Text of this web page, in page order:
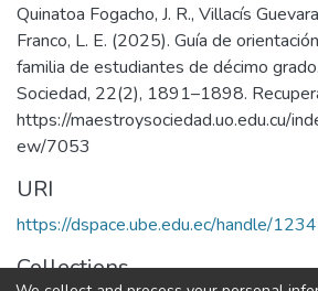
Quinatoa Fogacho, J. R., Villacís
Franco, L. E. (2025). Guía de
familia de estudiantes de décimo
Sociedad, 22(2), 1891–1898.
https://maestroysociedad.uo.edu.cu/
ew/7053
URI
https://dspace.ube.edu.ec/handle/
Collections